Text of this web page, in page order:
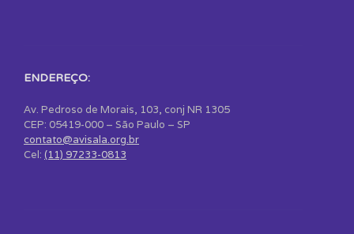
ENDEREÇO:
Av. Pedroso de Morais, 103, conj NR 1305
CEP: 05419-000 – São Paulo – SP
contato@avisala.org.br
Cel: (11) 97233-0813